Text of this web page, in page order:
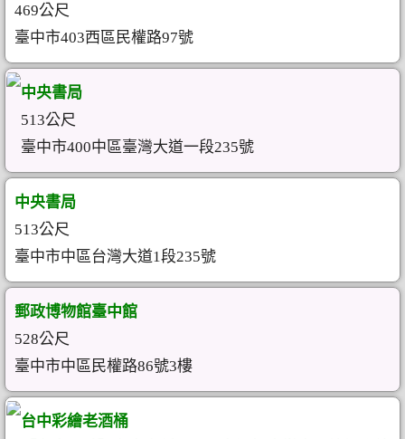
469公尺
臺中市403西區民權路97號
中央書局
513公尺
臺中市400中區臺灣大道一段235號
中央書局
513公尺
臺中市中區台灣大道1段235號
郵政博物館臺中館
528公尺
臺中市中區民權路86號3樓
台中彩繪老酒桶